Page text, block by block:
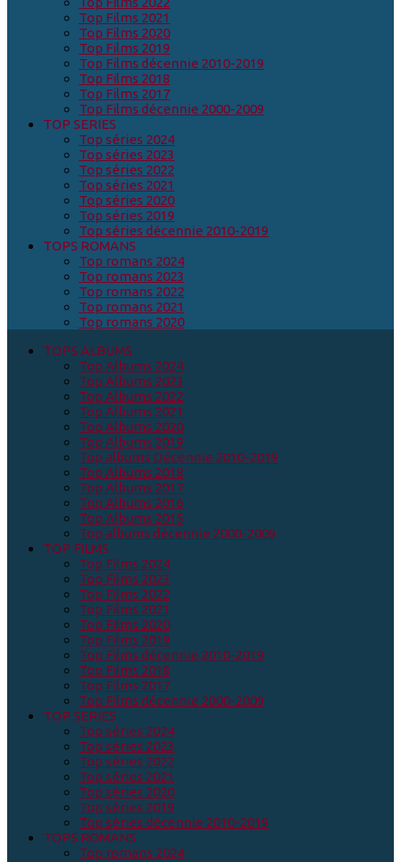
Top Films 2021
Top Films 2020
Top Films 2019
Top Films décennie 2010-2019
Top Films 2018
Top Films 2017
Top Films décennie 2000-2009
TOP SERIES
Top séries 2024
Top séries 2023
Top séries 2022
Top séries 2021
Top séries 2020
Top séries 2019
Top séries décennie 2010-2019
TOPS ROMANS
Top romans 2024
Top romans 2023
Top romans 2022
Top romans 2021
Top romans 2020
TOPS ALBUMS
Top Albums 2024
Top Albums 2023
Top Albums 2022
Top Albums 2021
Top Albums 2020
Top Albums 2019
Top albums Décennie 2010-2019
Top Albums 2018
Top Albums 2017
Top Albums 2016
Top Albums 2015
Top albums décennie 2000-2009
TOP FILMS
Top Films 2024
Top Films 2023
Top Films 2022
Top Films 2021
Top Films 2020
Top Films 2019
Top Films décennie 2010-2019
Top Films 2018
Top Films 2017
Top Films décennie 2000-2009
TOP SERIES
Top séries 2024
Top séries 2023
Top séries 2022
Top séries 2021
Top séries 2020
Top séries 2019
Top séries décennie 2010-2019
TOPS ROMANS
Top romans 2024